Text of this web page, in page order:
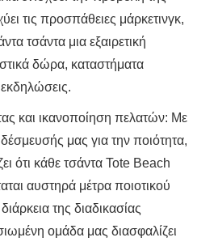
τις προσπάθειες μάρκετινγκ,
τσάντα μια εξαιρετική
δώρα, καταστήματα
εκδηλώσεις.
και ικανοποίηση πελατών: Με
μας για την ποιότητα,
ότι κάθε τσάντα Tote Beach
αυστηρά μέτρα ποιοτικού
της διαδικασίας
ομάδα μας διασφαλίζει